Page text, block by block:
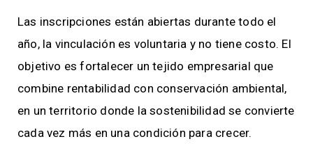
Las inscripciones están abiertas durante todo el
año, la vinculación es voluntaria y no tiene costo. El
objetivo es fortalecer un tejido empresarial que
combine rentabilidad con conservación ambiental,
en un territorio donde la sostenibilidad se convierte
cada vez más en una condición para crecer.